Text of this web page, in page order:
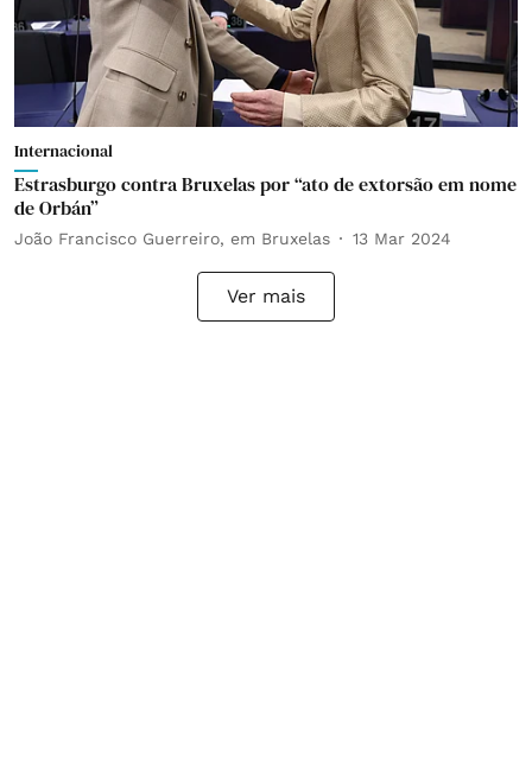
Internacional
Estrasburgo contra Bruxelas por “ato de extorsão em nome
de Orbán”
João Francisco Guerreiro, em Bruxelas 13 Mar 2024
Ver mais